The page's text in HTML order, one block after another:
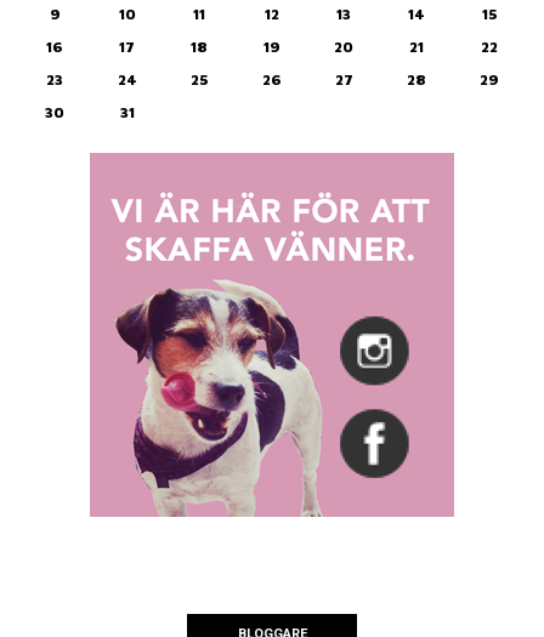
9
10 11 12 13 14
15
16
17 18 19 20 21
22
23
24 25 26 27 28
29
30
31